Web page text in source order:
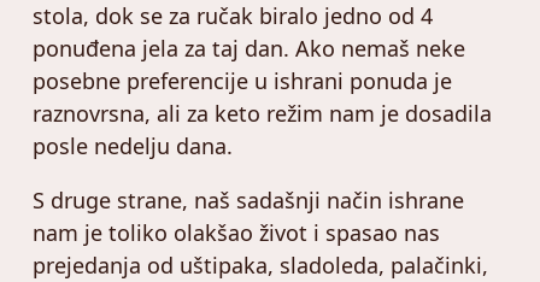
stola, dok se za ručak biralo jedno od 4
ponuđena jela za taj dan. Ako nemaš neke
posebne preferencije u ishrani ponuda je
raznovrsna, ali za keto režim nam je dosadila
posle nedelju dana.
S druge strane, naš sadašnji način ishrane
nam je toliko olakšao život i spasao nas
prejedanja od uštipaka, sladoleda, palačinki,